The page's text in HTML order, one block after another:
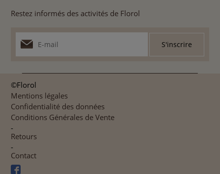
Restez informés des activités de Florol
©Florol
Mentions légales
Confidentialité des données
Conditions Générales de Vente
-
Retours
-
Contact